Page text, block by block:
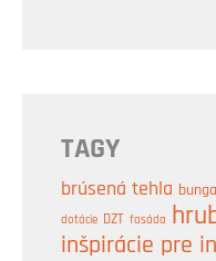
TAGY
brúsená tehla
dotácie DZT fasáda
inšpirácie pre